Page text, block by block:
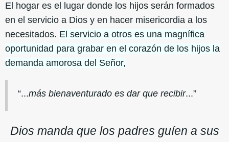
El hogar es el lugar donde los hijos serán formados
en el servicio a Dios y en hacer misericordia a los
necesitados. El servicio a otros es una magnífica
oportunidad para grabar en el corazón de los hijos la
demanda amorosa del Señor,
“...más bienaventurado es dar que recibir...”
Dios manda que los padres guíen a sus